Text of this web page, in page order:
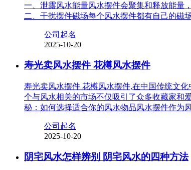
一、泄露风水能量风水摆件会聚集和释放能量
二、干扰摆件磁场每个风水摆件都有自己的磁
公司起名
2025-10-20
寿光卖风水摆件 花樽风水摆件
寿光卖风水摆件 花樽风水摆件,在中国传统文
个与风水相关的市场不仅吸引了众多收藏家和
秘：如何选择适合你的风水物品风水摆件作为
公司起名
2025-10-20
阴宅风水怎样辨别 阴宅风水的四种方法